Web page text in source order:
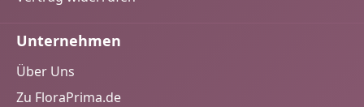
Unternehmen
Über Uns
Zu FloraPrima.de